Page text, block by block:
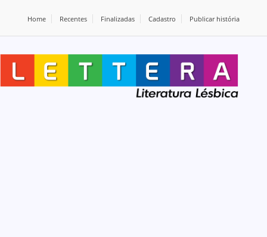
Home Recentes Finalizadas Cadastro Publicar história